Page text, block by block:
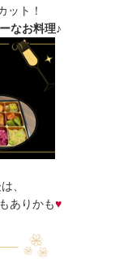
ット！
なお料理♪
、
ありかも♥